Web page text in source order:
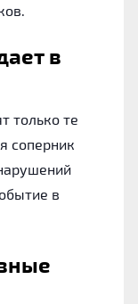
в
только те
соперник
в